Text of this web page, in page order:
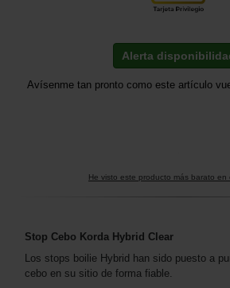
Alerta
Avísenme tan pronto como este artículo
He visto este producto más barato en
Stop Cebo Korda Hybrid Clear
Los stops boilie Hybrid han sido puesto a
cebo en su sitio de forma fiable.